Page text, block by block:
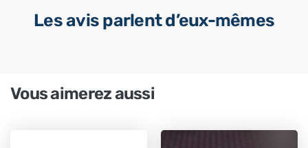
Les avis parlent d’eux-mêmes
Vous aimerez aussi